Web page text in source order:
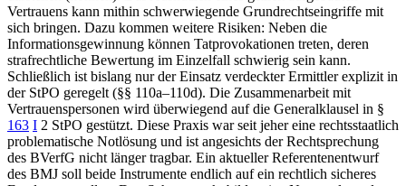
Vertrauens kann mithin schwerwiegende Grundrechtseingriffe mit
sich bringen. Dazu kommen weitere Risiken: Neben die
Informationsgewinnung können Tatprovokationen treten, deren
strafrechtliche Bewertung im Einzelfall schwierig sein kann.
Schließlich ist bislang nur der Einsatz verdeckter Ermittler explizit in
der StPO geregelt (§§ 110a–110d). Die Zusammenarbeit mit
Vertrauenspersonen wird überwiegend auf die Generalklausel in §
163 I 2 StPO gestützt. Diese Praxis war seit jeher eine rechtsstaatlich
problematische Notlösung und ist angesichts der Rechtsprechung
des BVerfG nicht länger tragbar. Ein aktueller Referentenentwurf
des BMJ soll beide Instrumente endlich auf ein rechtlich sicheres